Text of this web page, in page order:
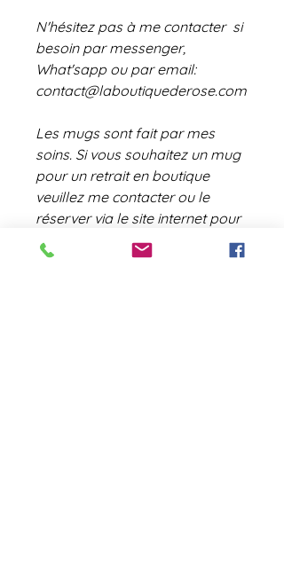
N'hésitez pas à me contacter si
besoin par messenger,
What'sapp ou par email:
contact@laboutiquederose.com
Les mugs sont fait par mes
soins. Si vous souhaitez un mug
pour un retrait en boutique
veuillez me contacter ou le
réserver via le site internet pour
le lendemain ou sur lendemain
selon l'activité en boutique.